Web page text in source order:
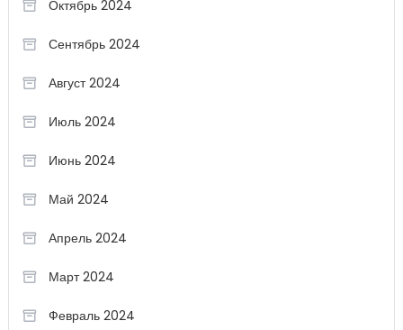
Октябрь 2024
Сентябрь 2024
Август 2024
Июль 2024
Июнь 2024
Май 2024
Апрель 2024
Март 2024
Февраль 2024